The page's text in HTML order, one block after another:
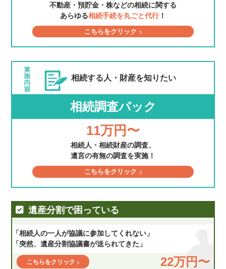
不動産・預貯金・株などの相続に関する
あらゆる相続手続を丸ごと代行！
こちらをクリック
相続する人・財産を知りたい
相続調査パック
11万円〜
相続人・相続財産の調査、
遺言の有無の調査を実施！
こちらをクリック
遺産分割で困っている
「相続人の一人が協議に参加してくれない」
「突然、遺産分割協議書が送られてきた」
22万円〜
こちらをクリック